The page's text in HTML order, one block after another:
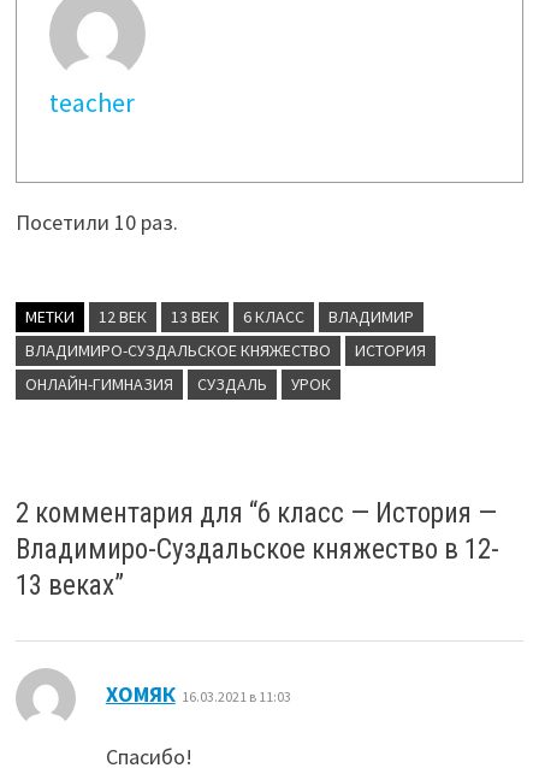
teacher
Посетили 10 раз.
МЕТКИ 12 ВЕК 13 ВЕК 6 КЛАСС
ВЛАДИМИР
ВЛАДИМИРО-СУЗДАЛЬСКОЕ КНЯЖЕСТВО
ИСТОРИЯ
ОНЛАЙН-ГИМНАЗИЯ
СУЗДАЛЬ УРОК
2 комментария для “6 класс — История —
Владимиро-Суздальское княжество в 12-
13 веках”
ХОМЯК: 16.03.2021 в 11:03
Спасибо!